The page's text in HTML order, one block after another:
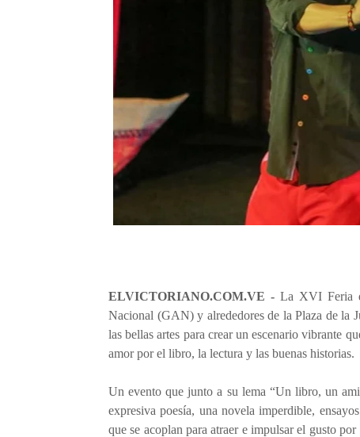
ELVICTORIANO.COM.VE -La XVI Feria
Nacional (GAN) y alrededores de la Plaza de la
las bellas artes para crear un escenario vibrante
amor por el libro, la lectura y las buenas historias.
Un evento que junto a su lema “Un libro, un
expresiva poesía, una novela imperdible,
que se acoplan para atraer e impulsar el gusto